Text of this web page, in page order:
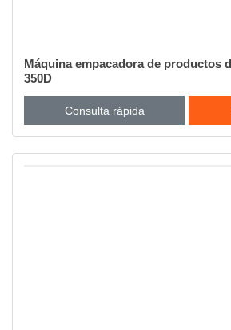
Máquina empacadora de productos
350D
Consulta rápida